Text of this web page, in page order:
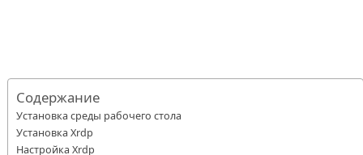
Содержание
Установка среды рабочего стола
Установка Xrdp
Настройка Xrdp